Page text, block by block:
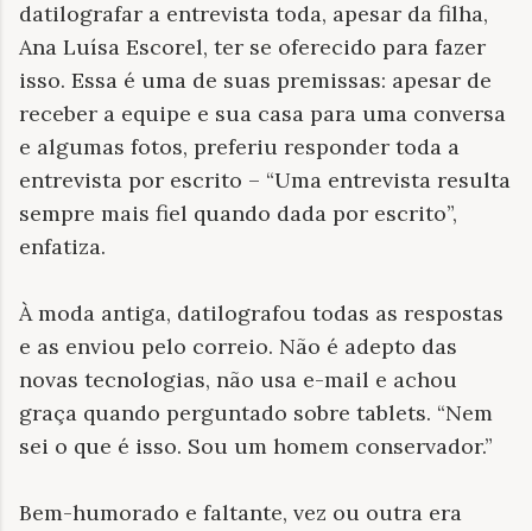
datilografar a entrevista toda, apesar da filha,
Ana Luísa Escorel, ter se oferecido para fazer
isso. Essa é uma de suas premissas: apesar de
receber a equipe e sua casa para uma conversa
e algumas fotos, preferiu responder toda a
entrevista por escrito – “Uma entrevista resulta
sempre mais fiel quando dada por escrito”,
enfatiza.
À moda antiga, datilografou todas as respostas
e as enviou pelo correio. Não é adepto das
novas tecnologias, não usa e-mail e achou
graça quando perguntado sobre tablets. “Nem
sei o que é isso. Sou um homem conservador.”
Bem-humorado e faltante, vez ou outra era